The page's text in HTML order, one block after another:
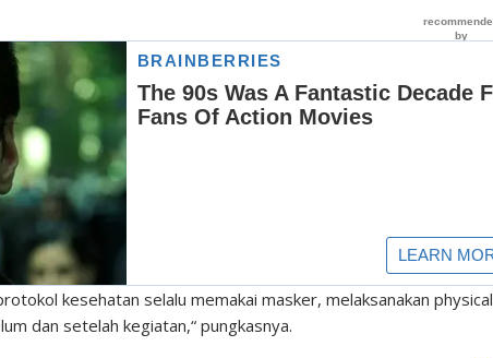
kesehatan selalu memakai masker, melaksanakan physical
dan setelah kegiatan,“ pungkasnya.